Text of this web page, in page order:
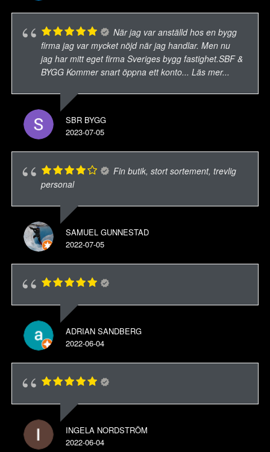
När jag var anställd hos en bygg
firma jag var mycket nöjd när jag handlar. Men nu
jag har mitt eget firma Sveriges bygg fastighet.SBF &
BYGG Kommer snart öppna ett konto... Läs mer...
SBR BYGG
2023-07-05
Fin butik, stort sortement, trevlig
personal
SAMUEL GUNNESTAD
2022-07-05
ADRIAN SANDBERG
2022-06-04
INGELA NORDSTRÖM
2022-06-04